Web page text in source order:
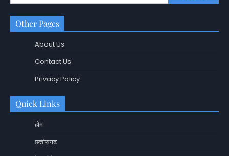
Other Pages
About Us
Contact Us
Privacy Policy
Quick Links
होम
छत्तीसगढ़